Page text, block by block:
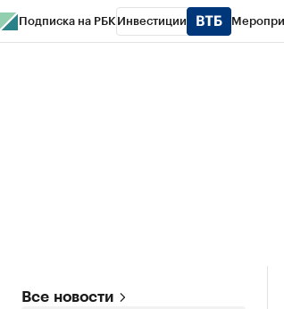
Подписка на РБК Инвестиции
Все новости